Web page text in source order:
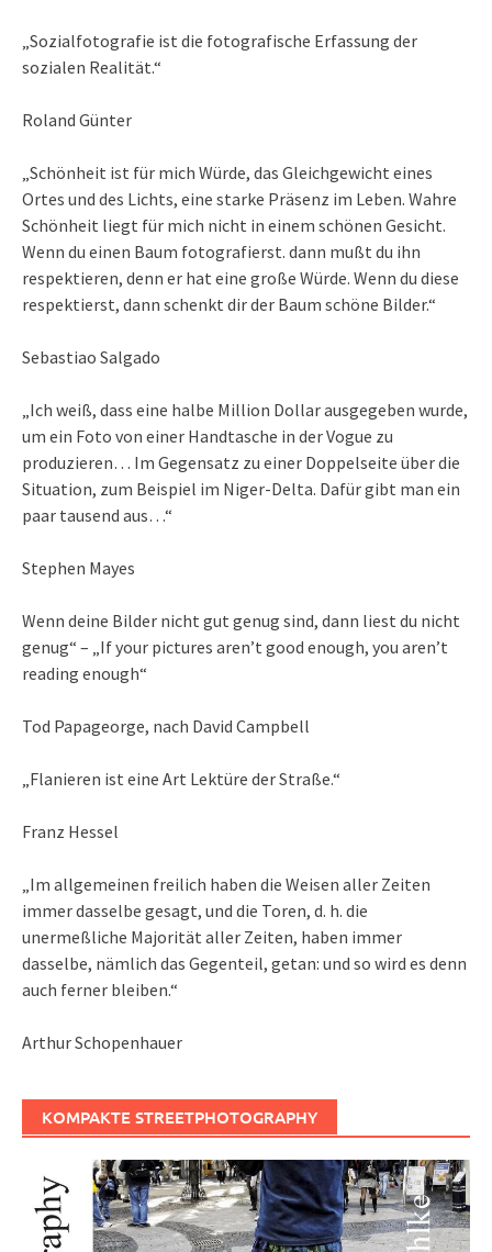
„Sozialfotografie ist die fotografische Erfassung der
sozialen Realität.“
Roland Günter
„Schönheit ist für mich Würde, das Gleichgewicht eines
Ortes und des Lichts, eine starke Präsenz im Leben. Wahre
Schönheit liegt für mich nicht in einem schönen Gesicht.
Wenn du einen Baum fotografierst. dann mußt du ihn
respektieren, denn er hat eine große Würde. Wenn du diese
respektierst, dann schenkt dir der Baum schöne Bilder.“
Sebastiao Salgado
„Ich weiß, dass eine halbe Million Dollar ausgegeben wurde,
um ein Foto von einer Handtasche in der Vogue zu
produzieren… Im Gegensatz zu einer Doppelseite über die
Situation, zum Beispiel im Niger-Delta. Dafür gibt man ein
paar tausend aus…“
Stephen Mayes
Wenn deine Bilder nicht gut genug sind, dann liest du nicht
genug“ – „If your pictures aren’t good enough, you aren’t
reading enough“
Tod Papageorge, nach David Campbell
„Flanieren ist eine Art Lektüre der Straße.“
Franz Hessel
„Im allgemeinen freilich haben die Weisen aller Zeiten
immer dasselbe gesagt, und die Toren, d. h. die
unermeßliche Majorität aller Zeiten, haben immer
dasselbe, nämlich das Gegenteil, getan: und so wird es denn
auch ferner bleiben.“
Arthur Schopenhauer
KOMPAKTE STREETPHOTOGRAPHY